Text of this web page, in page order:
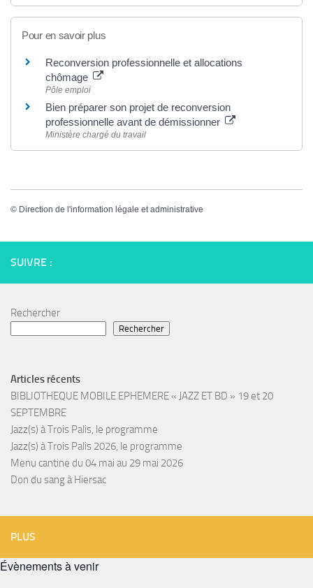
Pour en savoir plus
Reconversion professionnelle et allocations
chômage
Pôle emploi
Bien préparer son projet de reconversion
professionnelle avant de démissionner
Ministère chargé du travail
© Direction de l'information légale et administrative
SUIVRE :
Rechercher
Rechercher
Articles récents
BIBLIOTHEQUE MOBILE EPHEMERE « JAZZ ET BD » 19 et 20
SEPTEMBRE
Jazz(s) à Trois Palis, le programme
Jazz(s) à Trois Palis 2026, le programme
Menu cantine du 04 mai au 29 mai 2026
Don du sang à Hiersac
PLUS
Évènements à venir